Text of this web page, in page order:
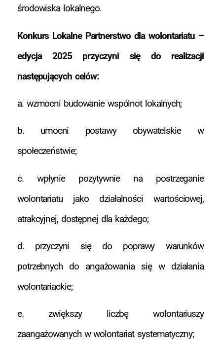
środowiska lokalnego.
Konkurs Lokalne Partnerstwo dla wolontariatu –
edycja 2025 przyczyni się do realizacji
następujących celów:
a. wzmocni budowanie wspólnot lokalnych;
b. umocni postawy obywatelskie w
społeczeństwie;
c. wpłynie pozytywnie na postrzeganie
wolontariatu jako działalności wartościowej,
atrakcyjnej, dostępnej dla każdego;
d. przyczyni się do poprawy warunków
potrzebnych do angażowania się w działania
wolontariackie;
e. zwiększy liczbę wolontariuszy
zaangażowanych w wolontariat systematyczny;